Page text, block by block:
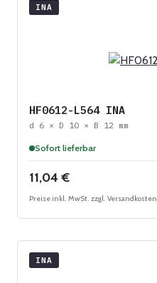
INA
HF0612-L564 INA
d 6 × D 10 × B 12 mm
Sofort lieferbar
Regulärer Preis:
11,04 €
Preise inkl. MwSt. zzgl. Versandkosten
INA